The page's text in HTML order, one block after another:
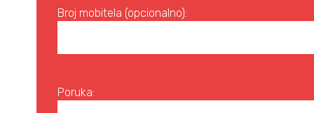
Broj mobitela (opcionalno):
Poruka: